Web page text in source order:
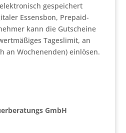
gespeichert
Essensbon, Prepaid-
kann die Gutscheine
Tageslimit, an
an Wochenenden) einlösen.
GmbH